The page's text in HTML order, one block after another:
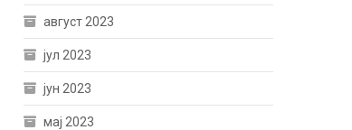
август 2023
јул 2023
јун 2023
мај 2023